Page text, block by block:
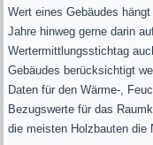
Wert eines Gebäudes
Jahre hinweg gerne darin
Wertermittlungsstichtag
Gebäudes berücksichtigt
Daten für den Wärme-,
Bezugswerte für das
die meisten Holzbauten die